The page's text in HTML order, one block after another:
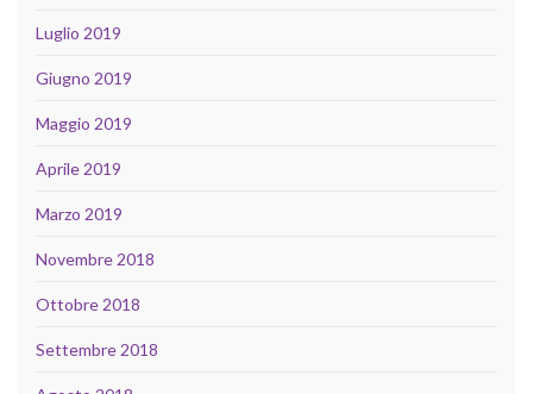
Luglio 2019
Giugno 2019
Maggio 2019
Aprile 2019
Marzo 2019
Novembre 2018
Ottobre 2018
Settembre 2018